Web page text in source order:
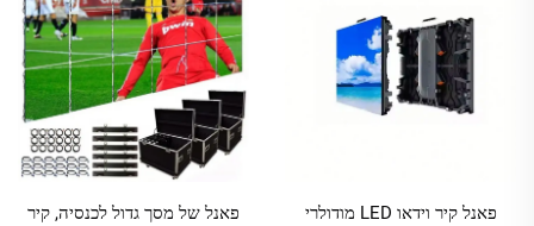
פאנל קיר וידאו LED מודולרי
פאנל של מסך גדול לכנסיה, קיר